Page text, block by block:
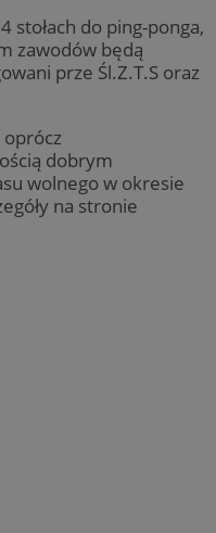
stołach do ping-ponga,
zawodów będą
prze Śl.Z.T.S oraz
dobrym
wolnego w okresie
na stronie